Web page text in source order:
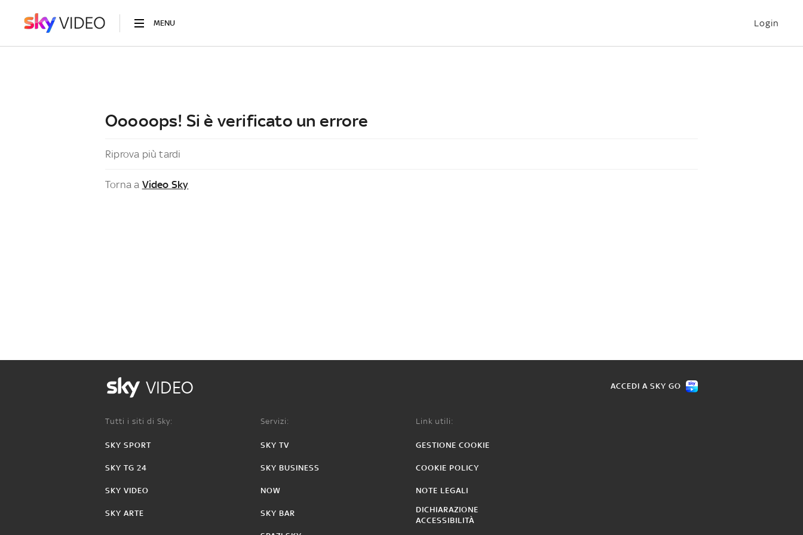
MENU Login
Ooooops! Si è verificato un errore
Riprova più tardi
Torna a Video Sky
VIDEO ACCEDI A SKY GO
Tutti i siti di Sky:
SKY SPORT
SKY TG 24
SKY VIDEO
SKY ARTE
Servizi:
SKY TV
SKY BUSINESS
NOW
SKY BAR
Link utili:
GESTIONE COOKIE
COOKIE POLICY
NOTE LEGALI
DICHIARAZIONE
ACCESSIBILITÀ